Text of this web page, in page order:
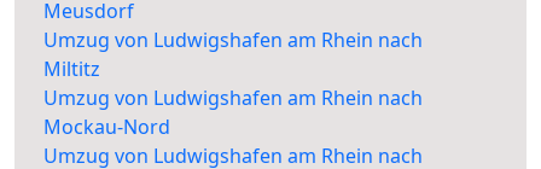
Meusdorf
Umzug von Ludwigshafen am Rhein nach
Miltitz
Umzug von Ludwigshafen am Rhein nach
Mockau-Nord
Umzug von Ludwigshafen am Rhein nach